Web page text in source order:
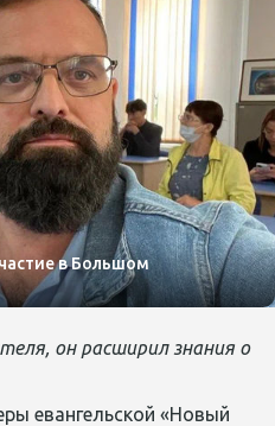
в Большом
, он расширил знания о
евангельской «Новый